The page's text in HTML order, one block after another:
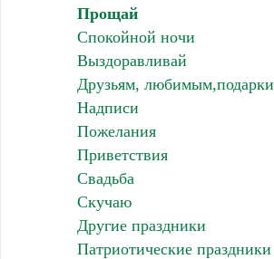
Прощай
Спокойной ночи
Выздоравливай
Друзьям, любимым,подарки
Надписи
Пожелания
Приветствия
Свадьба
Скучаю
Другие праздники
Патриотические праздники